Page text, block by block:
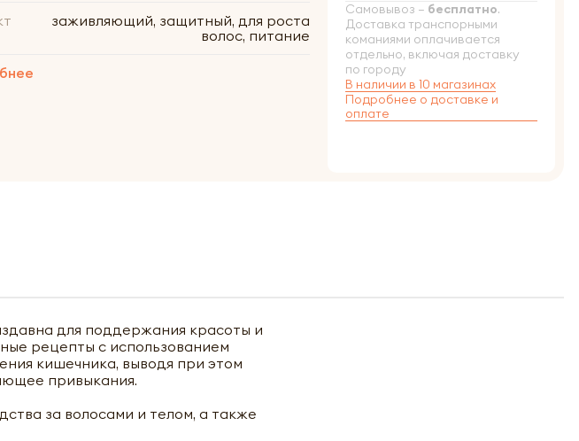
заживляющий, защитный, для роста
волос, питание
Самовывоз – бесплатно.
Доставка транспорными
команиями оплачивается
отдельно, включая доставку
по городу
В наличии в 10 магазинах
Подробнее о доставке и
оплате
для поддержания красоты и
рецепты с использованием
кишечника, выводя при этом
привыкания.
за волосами и телом, а также